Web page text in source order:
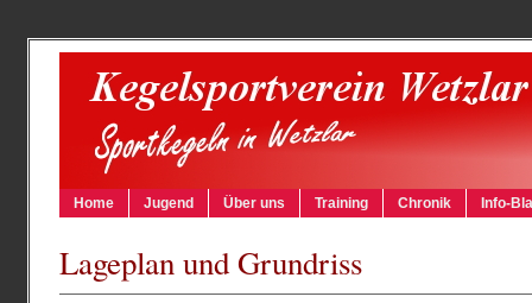
Home Jugend Über uns Training Chronik Info-
Lageplan und Grundriss